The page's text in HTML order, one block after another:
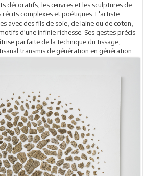
décoratifs, les œuvres et les sculptures de
récits complexes et poétiques. L'artiste
avec des fils de soie, de laine ou de coton,
d'une infinie richesse. Ses gestes précis
parfaite de la technique du tissage,
transmis de génération en génération.